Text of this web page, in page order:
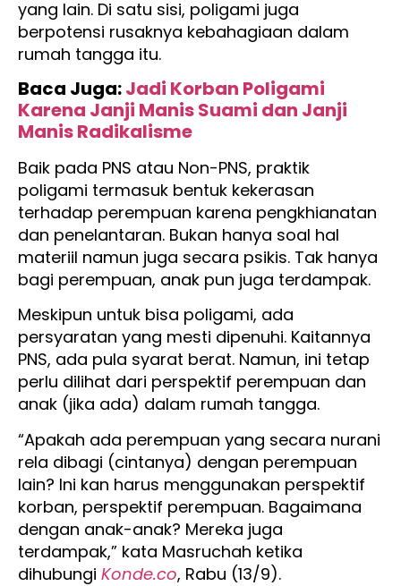
yang lain. Di satu sisi, poligami juga
berpotensi rusaknya kebahagiaan dalam
rumah tangga itu.
Baca Juga:Jadi Korban Poligami
Karena Janji Manis Suami dan Janji
Manis Radikalisme
Baik pada PNS atau Non-PNS, praktik
poligami termasuk bentuk kekerasan
terhadap perempuan karena pengkhianatan
dan penelantaran. Bukan hanya soal hal
materiil namun juga secara psikis. Tak hanya
bagi perempuan, anak pun juga terdampak.
Meskipun untuk bisa poligami, ada
persyaratan yang mesti dipenuhi. Kaitannya
PNS, ada pula syarat berat. Namun, ini tetap
perlu dilihat dari perspektif perempuan dan
anak (jika ada) dalam rumah tangga.
“Apakah ada perempuan yang secara nurani
rela dibagi (cintanya) dengan perempuan
lain? Ini kan harus menggunakan perspektif
korban, perspektif perempuan. Bagaimana
dengan anak-anak? Mereka juga
terdampak,” kata Masruchah ketika
dihubungi Konde.co, Rabu (13/9).